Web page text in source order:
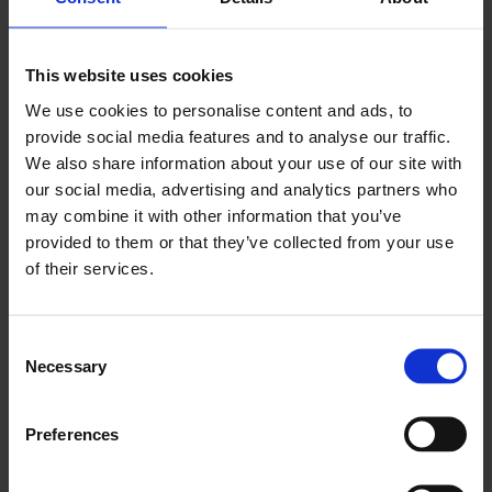
This website uses cookies
We use cookies to personalise content and ads, to
provide social media features and to analyse our traffic.
We also share information about your use of our site with
our social media, advertising and analytics partners who
may combine it with other information that you’ve
provided to them or that they’ve collected from your use
of their services.
Selection
Necessary
Preferences
smaksbildet kan ha endret seg mye på
over 20 år.
– Jeg merker at moussekaker og
speilglasur tar av, men mistenker likevel
at folk vil gå for enkle formkaker. Men
det gjenstår å se. Dette er virkelig artig!
Og på høy tid – at vi kårer en ny favoritt,
Avstemning
I kommentarfeltet under artikkelen kan